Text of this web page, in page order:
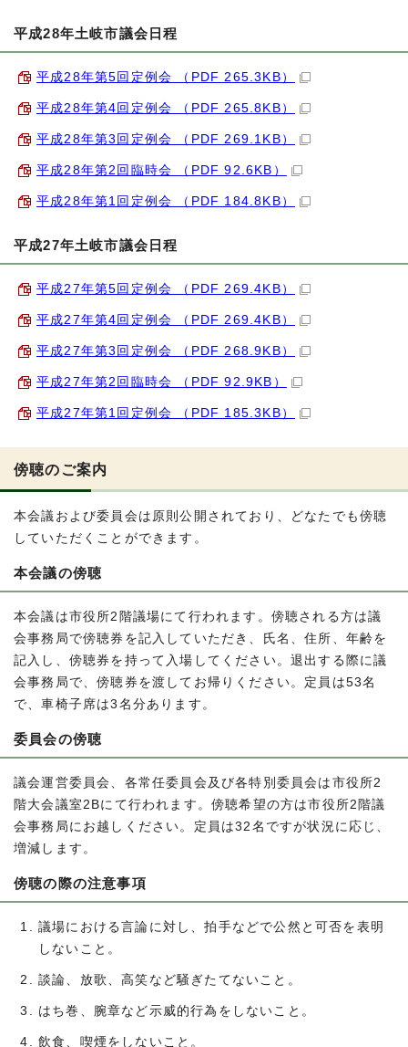
平成28年土岐市議会日程
平成28年第5回定例会 （PDF 265.3KB）
平成28年第4回定例会 （PDF 265.8KB）
平成28年第3回定例会 （PDF 269.1KB）
平成28年第2回臨時会 （PDF 92.6KB）
平成28年第1回定例会 （PDF 184.8KB）
平成27年土岐市議会日程
平成27年第5回定例会 （PDF 269.4KB）
平成27年第4回定例会 （PDF 269.4KB）
平成27年第3回定例会 （PDF 268.9KB）
平成27年第2回臨時会 （PDF 92.9KB）
平成27年第1回定例会 （PDF 185.3KB）
傍聴のご案内
本会議および委員会は原則公開されており、どなたでも傍聴
していただくことができます。
本会議の傍聴
本会議は市役所2階議場にて行われます。傍聴される方は議
会事務局で傍聴券を記入していただき、氏名、住所、年齢を
記入し、傍聴券を持って入場してください。退出する際に議
会事務局で、傍聴券を渡してお帰りください。定員は53名
で、車椅子席は3名分あります。
委員会の傍聴
議会運営委員会、各常任委員会及び各特別委員会は市役所2
階大会議室2Bにて行われます。傍聴希望の方は市役所2階議
会事務局にお越しください。定員は32名ですが状況に応じ、
増減します。
傍聴の際の注意事項
議場における言論に対し、拍手などで公然と可否を表明
しないこと。
談論、放歌、高笑など騒ぎたてないこと。
はち巻、腕章など示威的行為をしないこと。
飲食、喫煙をしないこと。